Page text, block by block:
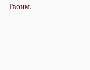
Твоим.